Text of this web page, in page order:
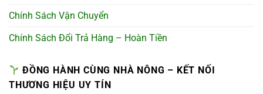
Chính Sách Vận Chuyển
Chính Sách Đổi Trả Hàng – Hoàn Tiền
ĐỒNG HÀNH CÙNG NHÀ NÔNG – KẾT NỐI
THƯƠNG HIỆU UY TÍN